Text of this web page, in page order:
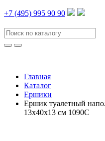
+7 (495) 995 90 90
Главная
Каталог
Ершики
Ершик туалетный
13х40х13 см 1090С